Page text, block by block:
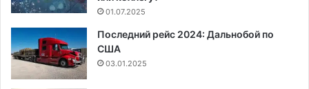
01.07.2025
Последний рейс 2024: Дальнобой по
США
03.01.2025